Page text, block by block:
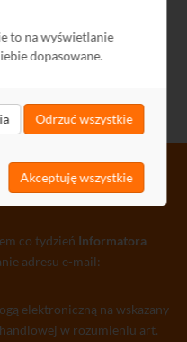
to na wyświetlanie
dopasowane.
Odrzuć wszystkie
Akceptuję wszystkie
WLAN
co tydzień Informatora
adresu e-mail:
elektroniczną na wskazany
w rozumieniu art.